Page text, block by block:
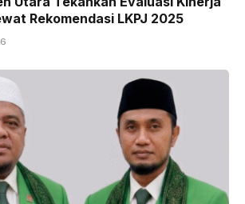
Rekomendasi LKPJ 2025